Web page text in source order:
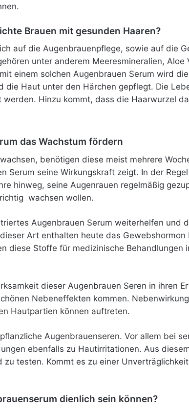
Brauen mit gesunden Haaren?
auf die Augenbrauenpflege, sowie auf die
unter anderem Meeresmineralien, Aloe
einem solchen Augenbrauen Serum wird
die Haut unter den Härchen gepflegt. Die
Hinzu kommt, dass die Haarwurzel
das Wachstum fördern
benötigen diese meist mehrere
Serum seine Wirkungskraft zeigt. In der
hinweg, seine Augenrauen regelmäßig
wachsen wollen.
Augenbrauen Serum weiterhelfen und
Art enthalten heute das
diese Stoffe für medizinische Behandlungen
dieser Augenbrauen Seren in ihren
Nebeneffekten kommen.
Hautpartien können auftreten.
Augenbrauenseren. Vor allem bei
ebenfalls zu Hautirritationen. Aus
testen. Kommt es zu einer
dienlich sein können?